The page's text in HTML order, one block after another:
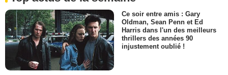
Ce soir entre amis : Gary
Oldman, Sean Penn et Ed
Harris dans l'un des meilleurs
thrillers des années 90
injustement oublié !